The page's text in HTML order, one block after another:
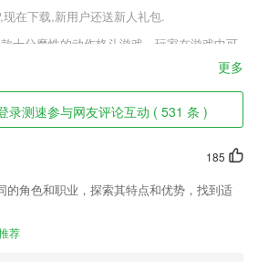
现在下载,新用户还送新人礼包.
十分魔性的动作格斗游戏，玩家在游戏中可
他小动物展开一段大乱斗，拿起地上的武器
没有武器也可以用小拳拳打出连续攻击，十
玩，喜欢的玩家快来下载吧。
软件特色
费的直播课，你可以随时随地进行学习和跟老
翻页模式和文字背景供您选择。
力部分，有车灯和喇叭，由四节7号电池提供
更多
录测速参与网友评论互动 ( 531 条 )
185
的角色和职业，探索其特点和优势，找到适
荐